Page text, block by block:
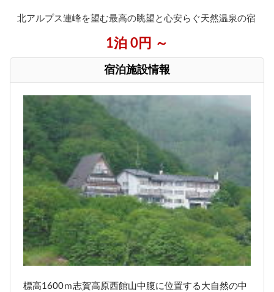
北アルプス連峰を望む最高の眺望と心安らぐ天然温泉の宿
1泊 0円 ～
宿泊施設情報
標高1600ｍ志賀高原西館山中腹に位置する大自然の中